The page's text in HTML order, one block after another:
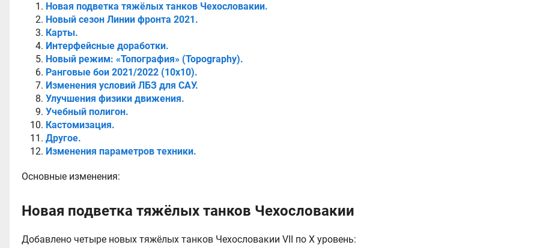
Новая подветка тяжёлых танков Чехословакии.
Новый сезон Линии фронта 2021.
Карты.
Интерфейсные доработки.
Новый режим: «Топография» (Topography).
Ранговые бои 2021/2022 (10x10).
Изменения условий ЛБЗ для САУ.
Улучшения физики движения.
Учебный полигон.
Кастомизация.
Другое.
Изменения параметров техники.
Основные изменения:
Новая подветка тяжёлых танков Чехословакии
Добавлено четыре новых тяжёлых танков Чехословакии VII по X уровень: